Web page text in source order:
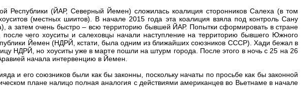
Республики (ЙАР, Северный Йемен) сложилась коалиция сторонников Салеха (в том
(местных шиитов). В начале 2015 года эта коалиция взяла под контроль Сану
а затем очень быстро – всю территорию бывшей ЙАР. Попытки сформировать в стране
после чего хоуситы и салеховцы начали наступление на территорию бывшего Южного
Йемен (НДРЙ, кстати, была одним из ближайших союзников СССР). Хади бежал в
НДРЙ, но хоуситы уже в марте пошли на штурм города. После этого в ночь с 25 на 26
начала интервенцию в Йемен.
и его союзников были как бы законны, поскольку начаты по просьбе как бы законной
плане налицо полная аналогия с действиями американцев во Вьетнаме в начале